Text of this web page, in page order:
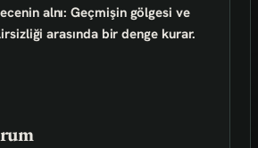
alnı: Geçmişin gölgesi ve
arasında bir denge kurar.